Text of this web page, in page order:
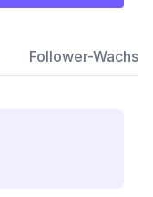
Follower-